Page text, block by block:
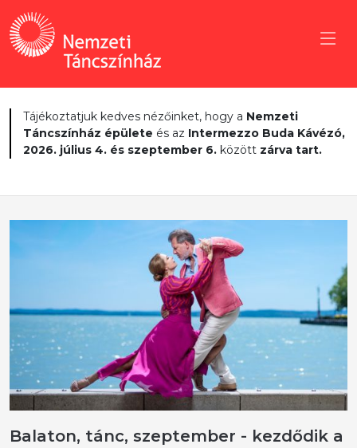
Tájékoztatjuk kedves nézőinket, hogy a Nemzeti
Táncszínház épülete és az Intermezzo Buda Kávézó,
2026. július 4. és szeptember 6. között zárva tart.
Balaton, tánc, szeptember - kezdődik a